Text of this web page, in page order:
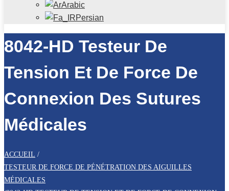
Arabic
Persian
8042-HD Testeur De
Tension Et De Force De
Connexion Des Sutures
Médicales
ACCUEIL /
TESTEUR DE FORCE DE PÉNÉTRATION DES AIGUILLES
MÉDICALES